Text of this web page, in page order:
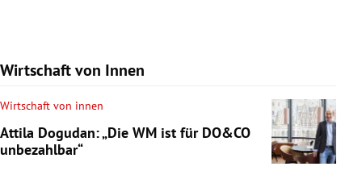
Wirtschaft von Innen
Wirtschaft von innen
Attila Dogudan: „Die WM ist für DO&CO
unbezahlbar“